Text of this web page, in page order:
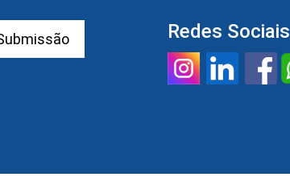
Redes Sociais